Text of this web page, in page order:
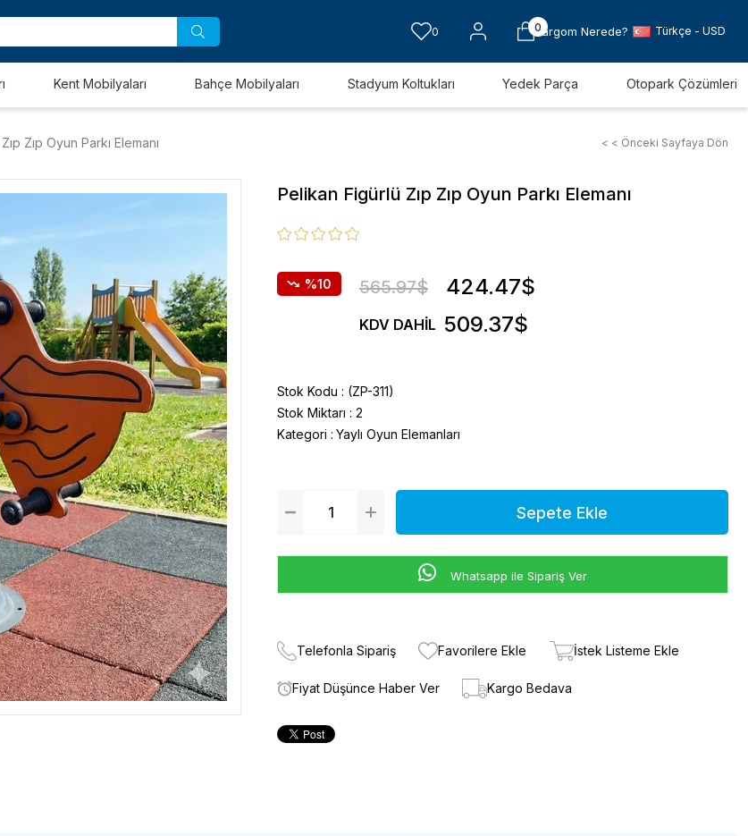
0 0
Kargom Nerede? Türkçe - USD
Kent Mobilyaları Bahçe Mobilyaları Stadyum Koltukları Yedek Parça Otopark Çözümleri
Zıp Oyun Parkı Elemanı < < Önceki Sayfaya Dön
Pelikan Figürlü Zıp Zıp Oyun Parkı Elemanı
10 565.97$ 424.47$
KDV DAHIL 509.37$
Stok Kodu
(ZP-311)
Stok Miktarı : 2
Kategori : Yaylı Oyun Elemanları
Whatsapp ile Sipariş Ver
Telefonla Sipariş Favorilere Ekle İstek Listeme Ekle
Fiyat Düşünce Haber Ver Kargo Bedava